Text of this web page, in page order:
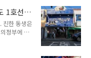
선의 서울
때문에
요. 그렇
다 찜질방
숙박업소
비용이
1호선
친한 동생은
정부에 올
의정부